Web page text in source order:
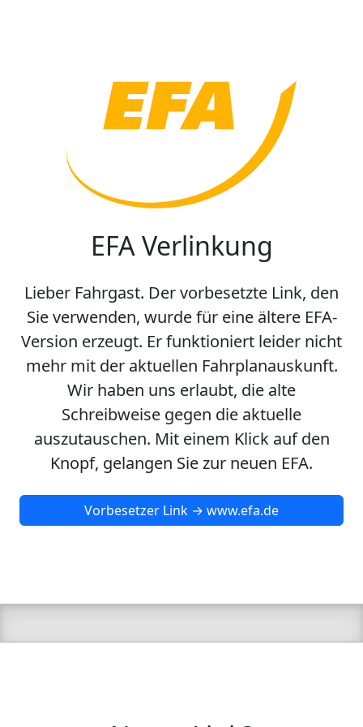
EFA Verlinkung
Lieber Fahrgast. Der vorbesetzte Link, den
Sie verwenden, wurde für eine ältere EFA-
Version erzeugt. Er funktioniert leider nicht
mehr mit der aktuellen Fahrplanauskunft.
Wir haben uns erlaubt, die alte
Schreibweise gegen die aktuelle
auszutauschen. Mit einem Klick auf den
Knopf, gelangen Sie zur neuen EFA.
Vorbesetzer Link → www.efa.de